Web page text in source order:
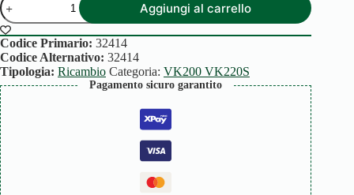
VK200
quantità
Aggiungi al carrello
Codice Primario: 32414
Codice Alternativo: 32414
Tipologia: Ricambio Categoria: VK200 VK220S
Pagamento sicuro garantito